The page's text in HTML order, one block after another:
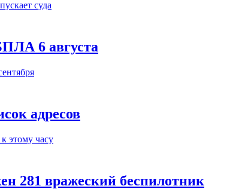
6 августа
адресов
281 вражеский беспилотник